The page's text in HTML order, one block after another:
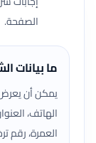
الصفحة.
ما بيانات
يمكن أن
الهاتف،
العمرة، رقم